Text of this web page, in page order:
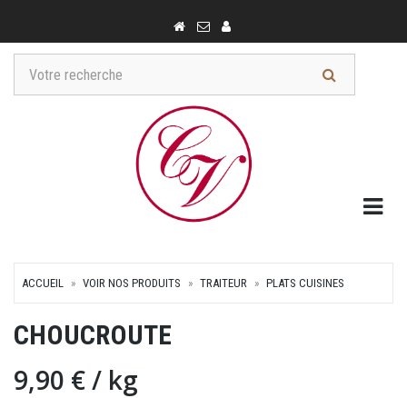
ACCUEIL VOIR NOS PRODUITS TRAITEUR PLATS CUISINES
CHOUCROUTE
9,90 €/ kg